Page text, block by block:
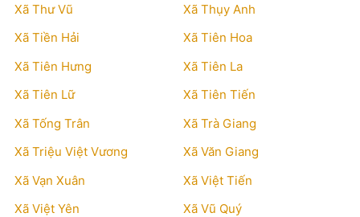
Xã Thư Vũ
Xã Thụy Anh
Xã Tiền Hải
Xã Tiên Hoa
Xã Tiên Hưng
Xã Tiên La
Xã Tiên Lữ
Xã Tiên Tiến
Xã Tống Trân
Xã Trà Giang
Xã Triệu Việt Vương
Xã Văn Giang
Xã Vạn Xuân
Xã Việt Tiến
Xã Việt Yên
Xã Vũ Quý